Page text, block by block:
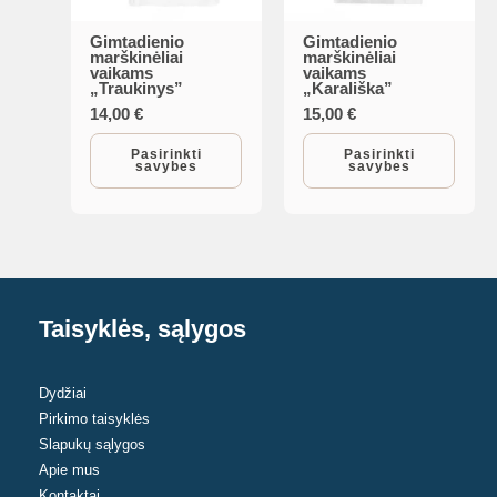
Gimtadienio
marškinėliai
vaikams
„Traukinys”
14,00€
Pasirinkti
savybes
This
product
has
multiple
variants.
chosen
on
page
Gimtadienio
marškinėliai
vaikams
„Karališka”
15,00€
Pasirinkti
savybes
This
product
has
multiple
variants.
Taisyklės, sąlygos
Dydžiai
Pirkimo taisyklės
Slapukų sąlygos
Apie mus